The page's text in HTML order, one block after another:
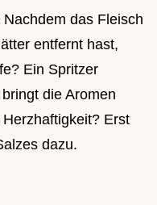
das Fleisch
entfernt hast,
Ein Spritzer
die Aromen
Erst
dazu.